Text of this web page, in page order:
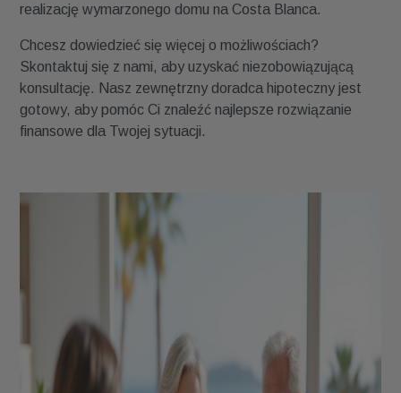
realizację wymarzonego domu na Costa Blanca.
Chcesz dowiedzieć się więcej o możliwościach?
Skontaktuj się z nami, aby uzyskać niezobowiązującą
konsultację. Nasz zewnętrzny doradca hipoteczny jest
gotowy, aby pomóc Ci znaleźć najlepsze rozwiązanie
finansowe dla Twojej sytuacji.